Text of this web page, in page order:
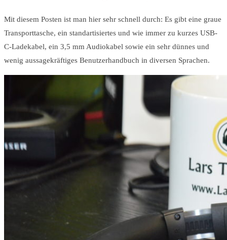
Mit diesem Posten ist man hier sehr schnell durch: Es gibt eine graue
Transporttasche, ein standartisiertes und wie immer zu kurzes USB-
C-Ladekabel, ein 3,5 mm Audiokabel sowie ein sehr dünnes und
wenig aussagekräftiges Benutzerhandbuch in diversen Sprachen.